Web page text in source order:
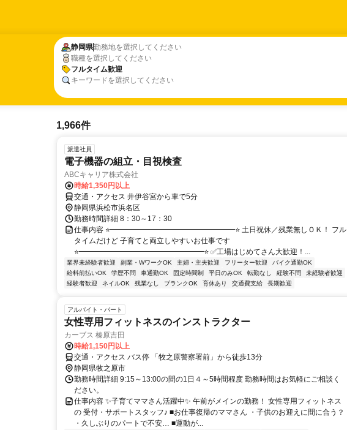
静岡県勤務地を選択してください
職種を選択してください
フルタイム歓迎
キーワードを選択してください
静岡県
フルタイム歓迎
1,966件
派遣社員
電子機器の組立・目視検査
ABCキャリア株式会社
時給1,350円以上
交通・アクセス 井伊谷宮から車で5分
静岡県浜松市浜名区
勤務時間詳細 8：30～17：30
仕事内容 ⭐━━━━━━━━━━━━━━━━━⭐ 土日祝休／残業無しＯＫ！ フル
タイムだけど 子育てと両立しやすいお仕事です
⭐━━━━━━━━━━━━━━━━━⭐ ✅工場はじめてさん大歓迎！...
業界未経験者歓迎 副業・WワークOK 主婦・主夫歓迎 フリーター歓迎
バイク通勤OK
給料前払いOK
学歴不問 車通勤OK 固定時間制 平日のみOK 転勤なし 経験不問
未経験者歓迎
経験者歓迎
ネイルOK 残業なし ブランクOK 育休あり 交通費支給 長期歓迎
アルバイト・パート
女性専用フィットネスのインストラクター
カーブス 榛原吉田
時給1,150円以上
交通・アクセス バス停 「牧之原警察署前」から徒歩13分
静岡県牧之原市
勤務時間詳細 9:15～13:00の間の1日４～5時間程度 勤務時間はお気軽にご相談く
ださい。
仕事内容 ✨子育てママさん活躍中✨ 午前がメインの勤務！ 女性専用フィットネス
の 受付・サポートスタッフ♪ ■お仕事復帰のママさん ・子供のお迎えに間に合う？
・久しぶりのパートで不安… ■運動が...